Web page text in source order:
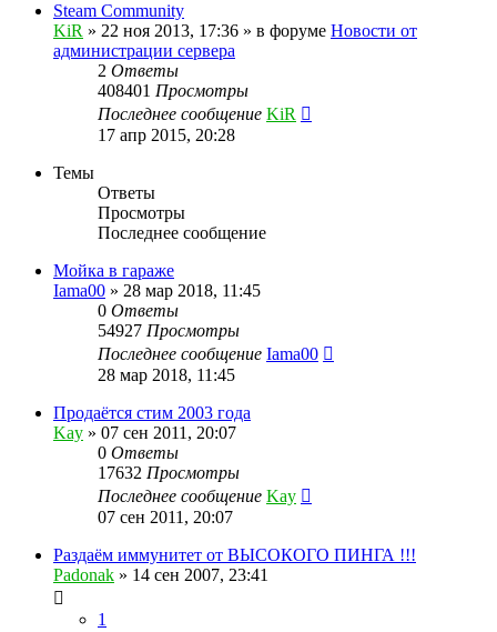
Steam Community
KiR » 22 ноя 2013, 17:36 » в форуме Новости от
администрации сервера
2 Ответы
408401 Просмотры
Последнее сообщение KiR
17 апр 2015, 20:28
Темы
Ответы
Просмотры
Последнее сообщение
Мойка в гараже
Iama00 » 28 мар 2018, 11:45
0 Ответы
54927 Просмотры
Последнее сообщение Iama00
28 мар 2018, 11:45
Продаётся стим 2003 года
Kay » 07 сен 2011, 20:07
0 Ответы
17632 Просмотры
Последнее сообщение Kay
07 сен 2011, 20:07
Раздаём иммунитет от ВЫСОКОГО ПИНГА !!!
Padonak » 14 сен 2007, 23:41
1